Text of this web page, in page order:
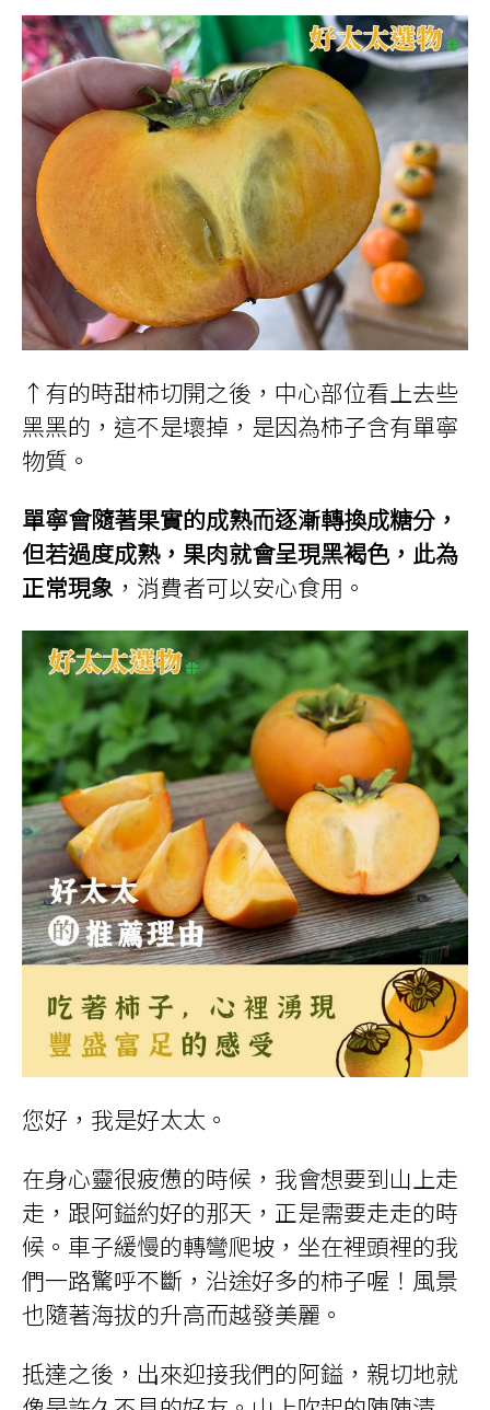
↑有的時甜柿切開之後，中心部位看上去些
黑黑的，這不是壞掉，是因為柿子含有單寧
物質。
單寧會隨著果實的成熟而逐漸轉換成糖分，
但若過度成熟，果肉就會呈現黑褐色，此為
正常現象 ，消費者可以安心食用。
您好，我是好太太。
在身心靈很疲憊的時候，我會想要到山上走
走，跟阿鎰約好的那天，正是需要走走的時
候。車子緩慢的轉彎爬坡，坐在裡頭裡的我
們一路驚呼不斷，沿途好多的柿子喔！風景
也隨著海拔的升高而越發美麗。
抵達之後，出來迎接我們的阿鎰，親切地就